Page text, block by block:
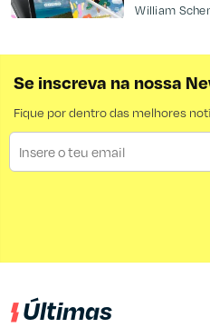
William
Se inscreva na nossa
Fique por dentro das melhores
Últimas